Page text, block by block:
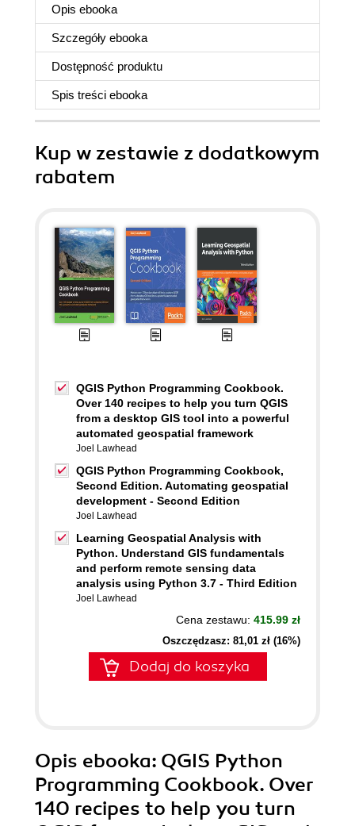
Opis ebooka
Szczegóły ebooka
Dostępność produktu
Spis treści ebooka
Kup w zestawie z dodatkowym
rabatem
QGIS Python Programming Cookbook.
Over 140 recipes to help you turn QGIS
from a desktop GIS tool into a powerful
automated geospatial framework
Joel Lawhead
QGIS Python Programming Cookbook,
Second Edition. Automating geospatial
development - Second Edition
Joel Lawhead
Learning Geospatial Analysis with
Python. Understand GIS fundamentals
and perform remote sensing data
analysis using Python 3.7 - Third Edition
Joel Lawhead
Cena zestawu: 415.99 zł
Oszczędzasz: 81,01 zł (16%)
Dodaj do koszyka
Opis ebooka: QGIS Python
Programming Cookbook. Over
140 recipes to help you turn